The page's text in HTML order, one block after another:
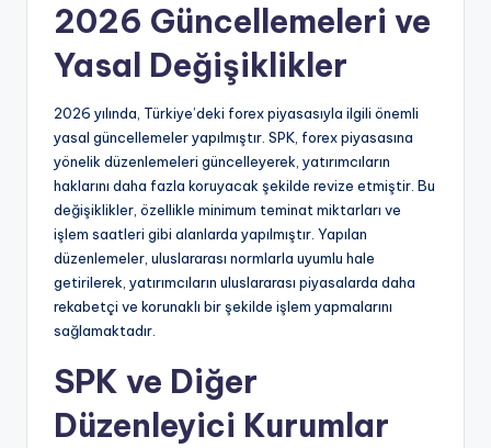
2026 Güncellemeleri ve
Yasal Değişiklikler
2026 yılında, Türkiye’deki forex piyasasıyla ilgili önemli
yasal güncellemeler yapılmıştır. SPK, forex piyasasına
yönelik düzenlemeleri güncelleyerek, yatırımcıların
haklarını daha fazla koruyacak şekilde revize etmiştir. Bu
değişiklikler, özellikle minimum teminat miktarları ve
işlem saatleri gibi alanlarda yapılmıştır. Yapılan
düzenlemeler, uluslararası normlarla uyumlu hale
getirilerek, yatırımcıların uluslararası piyasalarda daha
rekabetçi ve korunaklı bir şekilde işlem yapmalarını
sağlamaktadır.
SPK ve Diğer
Düzenleyici Kurumlar